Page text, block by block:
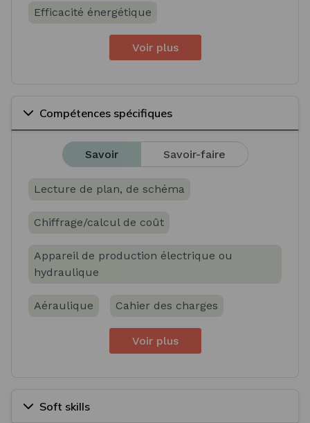
Efficacité énergétique
Voir plus
Compétences spécifiques
Savoir Savoir-faire
Lecture de plan, de schéma
Chiffrage/calcul de coût
Appareil de production électrique ou
hydraulique
Aéraulique Cahier des charges
Voir plus
Soft skills